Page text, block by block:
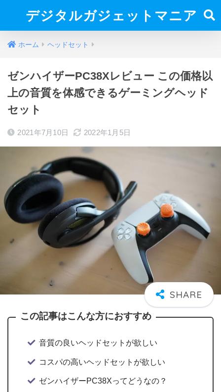
デジタルガジェットマニア
ホーム ヘッドセット
ゼンハイザーPC38Xレビュー この価格以
上の音質を体感できるゲーミングヘッド
セット
2021年7月10日 2022年1月5日
この記事はこんな方におすすめ
音質の良いヘッドセットが欲しい
コスパの高いヘッドセットが欲しい
ゼンハイザーPC38Xってどうなの？